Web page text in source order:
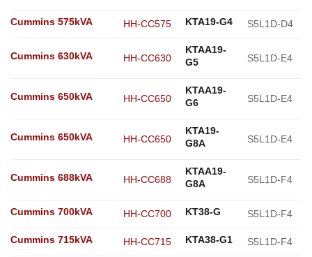
Cummins 575kVA HH-CC575 KTA19-G4 S5L1D-D4
Cummins 630kVA HH-CC630
KTAA19-
G5
S5L1D-E4
Cummins 650kVA HH-CC650
KTAA19-
G6
S5L1D-E4
Cummins 650kVA HH-CC650
KTA19-
G8A
S5L1D-E4
Cummins 688kVA HH-CC688
KTAA19-
G8A
S5L1D-F4
Cummins 700kVA HH-CC700 KT38-G S5L1D-F4
Cummins 715kVA HH-CC715 KTA38-G1 S5L1D-F4